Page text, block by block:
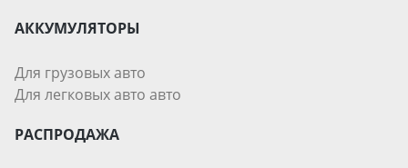
АККУМУЛЯТОРЫ
Для грузовых авто
Для легковых авто авто
РАСПРОДАЖА